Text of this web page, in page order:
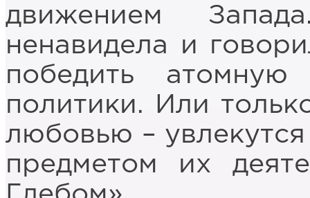
движением
ненавидела и
победить
политики. Или
любовью –
предметом их